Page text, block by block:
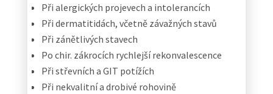
Při alergických projevech a intolerancích
Při dermatitidách, včetně závažných stavů
Při zánětlivých stavech
Po chir. zákrocích rychlejší rekonvalescence
Při střevních a GIT potížích
Při nekvalitní a drobivé rohovině